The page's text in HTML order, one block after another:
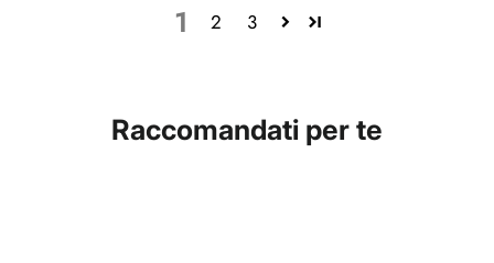
1 2 3
Raccomandati per te